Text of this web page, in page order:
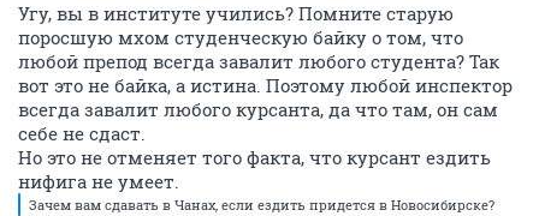
Угу, вы в институте учились? Помните старую
поросшую мхом студенческую байку о том, что
любой препод всегда завалит любого студента? Так
вот это не байка, а истина. Поэтому любой инспектор
всегда завалит любого курсанта, да что там, он сам
себе не сдаст.
Но это не отменяет того факта, что курсант ездить
нифига не умеет.
Зачем вам сдавать в Чанах, если ездить придется в Новосибирске?